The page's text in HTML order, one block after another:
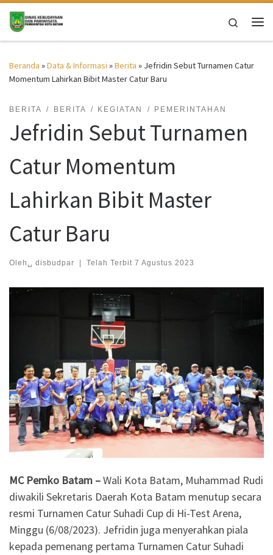
Skip to content
Search
Beranda »Data & Informasi »Berita » Jefridin Sebut Turnamen Catur
Momentum Lahirkan Bibit Master Catur Baru
BERITA BERITA KEGIATAN PEMERINTAHAN
Jefridin Sebut Turnamen
Catur Momentum
Lahirkan Bibit Master
Catur Baru
Oleh␣ disbudpar | Telah Terbit 7 Agustus 2023
MC Pemko Batam –Wali Kota Batam, Muhammad Rudi
diwakili Sekretaris Daerah Kota Batam menutup secara
resmi Turnamen Catur Suhadi Cup di Hi-Test Arena,
Minggu (6/08/2023). Jefridin juga menyerahkan piala
kepada pemenang pertama Turnamen Catur Suhadi